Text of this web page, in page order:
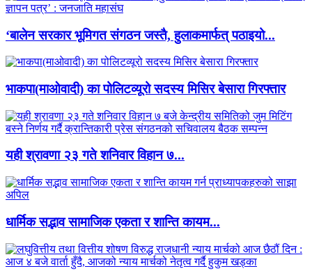
‘बालेन सरकार भूमिगत संगठन जस्तै, हुलाकमार्फत् पठाइयो...
भाकपा(माओवादी) का पोलिटव्यूरो सदस्य मिसिर बेसारा गिरफ्तार
यही श्रावणा २३ गते शनिवार विहान ७...
धार्मिक सद्भाव सामाजिक एकता र शान्ति कायम...